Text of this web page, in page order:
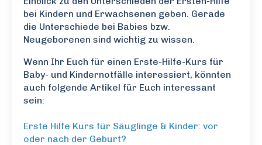
bei Kindern und Erwachsenen geben. Gerade
die Unterschiede bei Babies bzw.
Neugeborenen sind wichtig zu wissen.
Wenn Ihr Euch für einen Erste-Hilfe-Kurs für
Baby- und Kindernotfälle interessiert, könnten
auch folgende Artikel für Euch interessant
sein:
Erste Hilfe Kurs für Säuglinge & Kinder: vor
oder nach der Geburt?